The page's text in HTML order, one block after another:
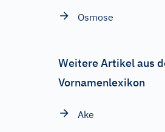
Osmose
Weitere Artikel aus
Vornamenlexikon
Ake